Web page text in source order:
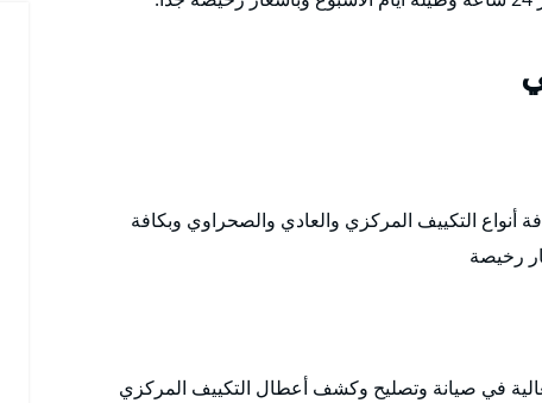
أنواع التكييف المركزي والعادي والصحراوي وبكافة
رخيصة
في صيانة وتصليح وكشف أعطال التكييف المركزي